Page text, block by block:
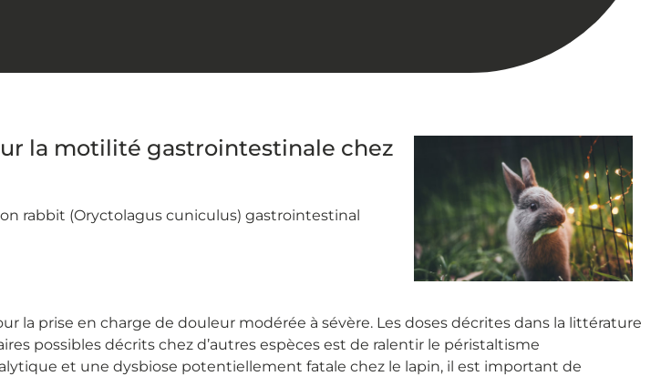
la motilité gastrointestinale chez
rabbit (Oryctolagus cuniculus) gastrointestinal
prise en charge de douleur modérée à sévère. Les doses décrites dans la littérature
possibles décrits chez d’autres espèces est de ralentir le péristaltisme
et une dysbiose potentiellement fatale chez le lapin, il est important de